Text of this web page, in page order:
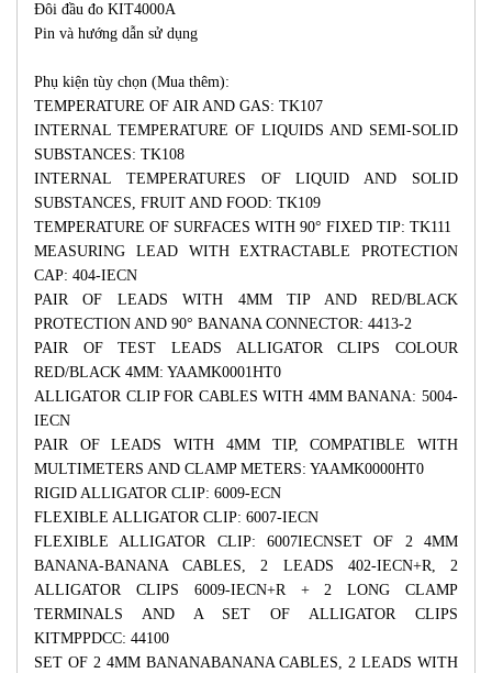
Đôi đầu đo KIT4000A
Pin và hướng dẫn sử dụng
Phụ kiện tùy chọn (Mua thêm):
TEMPERATURE OF AIR AND GAS: TK107
INTERNAL TEMPERATURE OF LIQUIDS AND SEMI-SOLID
SUBSTANCES: TK108
INTERNAL TEMPERATURES OF LIQUID AND SOLID
SUBSTANCES, FRUIT AND FOOD: TK109
TEMPERATURE OF SURFACES WITH 90° FIXED TIP: TK111
MEASURING LEAD WITH EXTRACTABLE PROTECTION
CAP: 404-IECN
PAIR OF LEADS WITH 4MM TIP AND RED/BLACK
PROTECTION AND 90° BANANA CONNECTOR: 4413-2
PAIR OF TEST LEADS ALLIGATOR CLIPS COLOUR
RED/BLACK 4MM: YAAMK0001HT0
ALLIGATOR CLIP FOR CABLES WITH 4MM BANANA: 5004-
IECN
PAIR OF LEADS WITH 4MM TIP, COMPATIBLE WITH
MULTIMETERS AND CLAMP METERS: YAAMK0000HT0
RIGID ALLIGATOR CLIP: 6009-ECN
FLEXIBLE ALLIGATOR CLIP: 6007-IECN
FLEXIBLE ALLIGATOR CLIP: 6007IECNSET OF 2 4MM
BANANA-BANANA CABLES, 2 LEADS 402-IECN+R, 2
ALLIGATOR CLIPS 6009-IECN+R + 2 LONG CLAMP
TERMINALS AND A SET OF ALLIGATOR CLIPS
KITMPPDCC: 44100
SET OF 2 4MM BANANABANANA CABLES, 2 LEADS WITH